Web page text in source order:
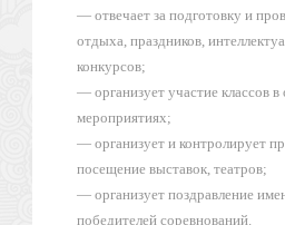
— отвечает за подготовку и
отдыха, праздников,
конкурсов;
— организует участие классов
мероприятиях;
— организует и контролирует
посещение выставок, театров;
— организует поздравление
победителей соревнований.